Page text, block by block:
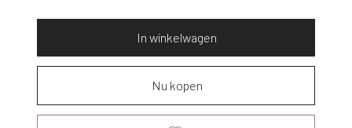
In winkelwagen
Nu kopen